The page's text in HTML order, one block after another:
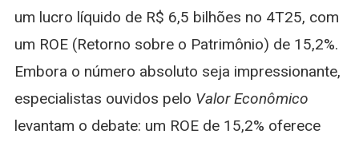
um lucro líquido de R$ 6,5 bilhões no 4T25, com
um ROE (Retorno sobre o Patrimônio) de 15,2%.
Embora o número absoluto seja impressionante,
especialistas ouvidos pelo Valor Econômico
levantam o debate: um ROE de 15,2% oferece